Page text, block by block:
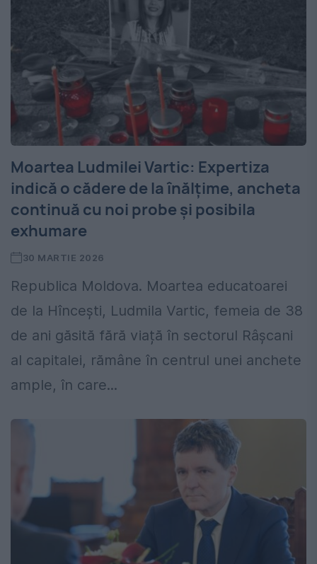
Moartea Ludmilei Vartic: Expertiza
indică o cădere de la înălțime, ancheta
continuă cu noi probe și posibila
exhumare
30 MARTIE 2026
Republica Moldova. Moartea educatoarei
de la Hîncești, Ludmila Vartic, femeia de 38
de ani găsită fără viață în sectorul Râșcani
al capitalei, rămâne în centrul unei anchete
ample, în care...